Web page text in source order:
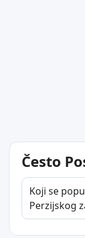
Često
Koji se
Perzijskog